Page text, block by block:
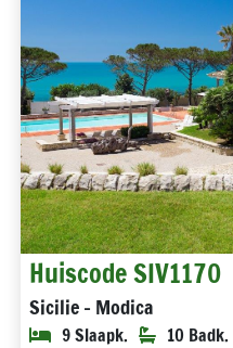
Huiscode SIV1170
Sicilie - Modica
9 Slaapk. 10 Badk.